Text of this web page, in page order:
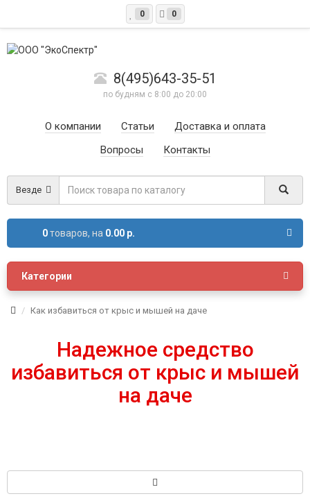
0 0
8(495)643-35-51
по будням с 8:00 до 20:00
О компании Статьи
Доставка и оплата
Вопросы
Контакты
Везде
0товаров, на 0.00 р.
Категории
Как избавиться от крыс и мышей на даче
Надежное средство
избавиться от крыс и мышей
на даче